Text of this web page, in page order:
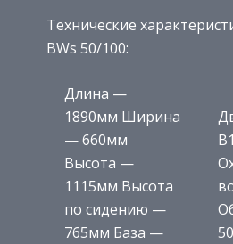
Технические
BWs 50/100:
Длина —
1890мм Ширина
— 660мм
Высота —
1115мм Высота
по сидению —
765мм База —